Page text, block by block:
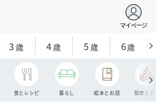
マイページ
3歳 4歳 5歳 6歳
食とレシピ 暮らし 絵本とお話 知育と探